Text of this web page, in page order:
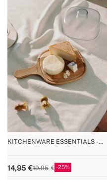
KITCHENWARE ESSENTIALS -
14,95 19,95 25